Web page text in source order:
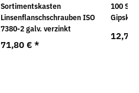
Sortimentskasten
Linsenflanschschrauben ISO
7380-2 galv. verzinkt
71,80 € *
100
12,71